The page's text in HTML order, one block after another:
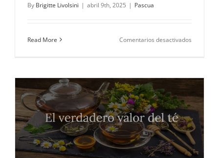
By Brigitte Livolsini | abril 9th, 2025 | Pascua
Read More Comentarios desactivados